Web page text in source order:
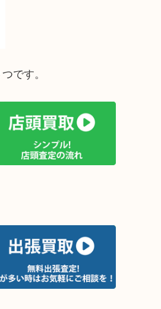
いている方は、こちらをスマホ